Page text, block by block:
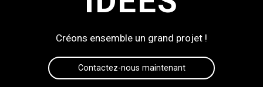
Créons ensemble un grand projet !
Contactez-nous maintenant